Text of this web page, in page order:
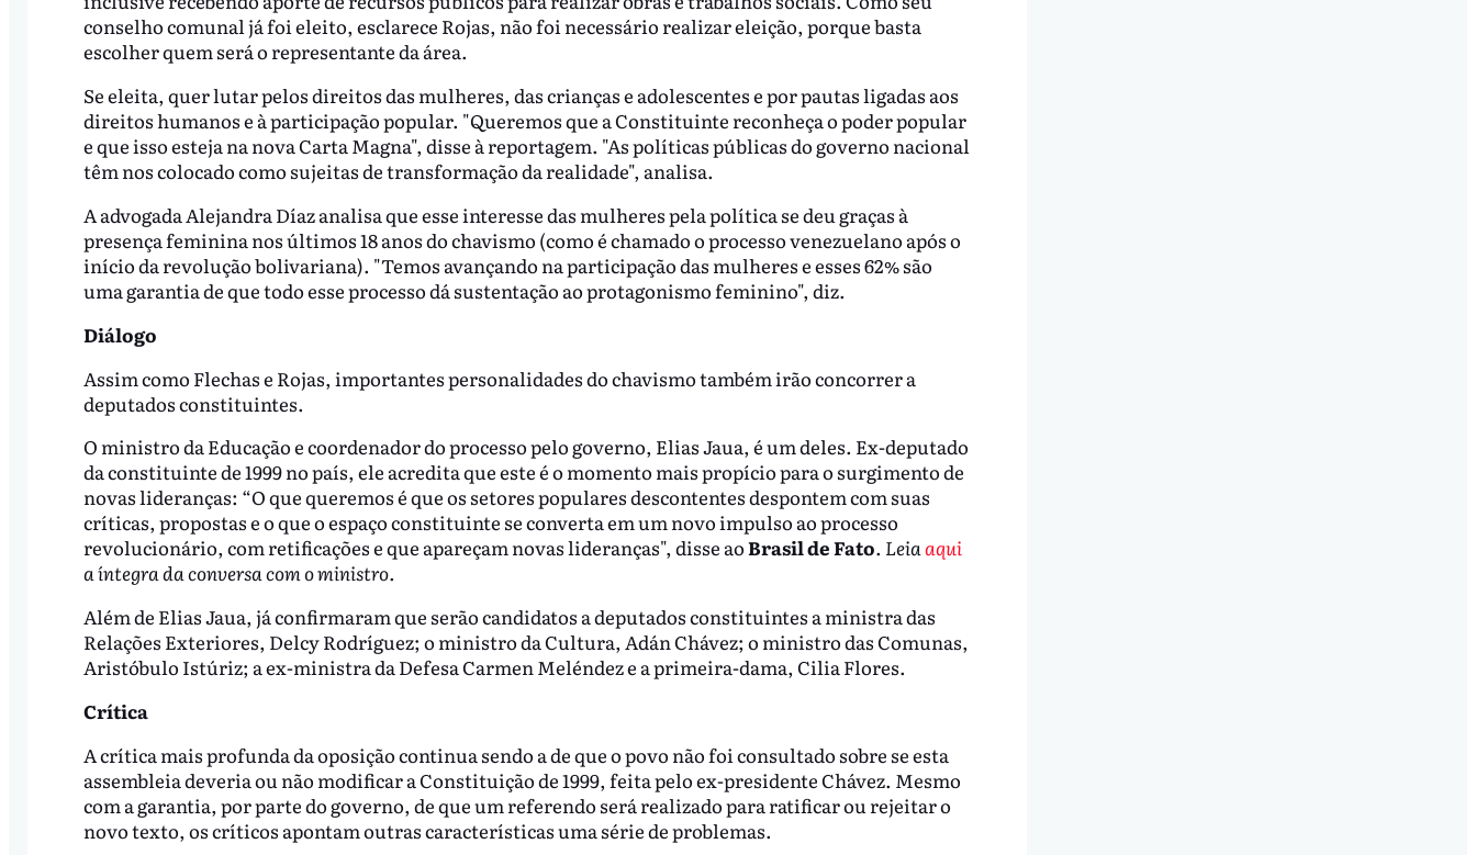
conselho comunal já foi eleito, esclarece Rojas, não foi necessário realizar eleição, porque basta
escolher quem será o representante da área.
Se eleita, quer lutar pelos direitos das mulheres, das crianças e adolescentes e por pautas ligadas aos
direitos humanos e à participação popular. "Queremos que a Constituinte reconheça o poder popular
e que isso esteja na nova Carta Magna", disse à reportagem. "As políticas públicas do governo nacional
têm nos colocado como sujeitas de transformação da realidade", analisa.
A advogada Alejandra Díaz analisa que esse interesse das mulheres pela política se deu graças à
presença feminina nos últimos 18 anos do chavismo (como é chamado o processo venezuelano após o
início da revolução bolivariana). "Temos avançando na participação das mulheres e esses 62% são
uma garantia de que todo esse processo dá sustentação ao protagonismo feminino", diz.
Diálogo
Assim como Flechas e Rojas, importantes personalidades do chavismo também irão concorrer a
deputados constituintes.
O ministro da Educação e coordenador do processo pelo governo, Elias Jaua, é um deles. Ex-deputado
da constituinte de 1999 no país, ele acredita que este é o momento mais propício para o surgimento de
novas lideranças: “O que queremos é que os setores populares descontentes despontem com suas
críticas, propostas e o que o espaço constituinte se converta em um novo impulso ao processo
revolucionário, com retificações e que apareçam novas lideranças", disse aoBrasil de Fato. Leiaaqui
a íntegra da conversa com o ministro.
Além de Elias Jaua, já confirmaram que serão candidatos a deputados constituintes a ministra das
Relações Exteriores, Delcy Rodríguez; o ministro da Cultura, Adán Chávez; o ministro das Comunas,
Aristóbulo Istúriz; a ex-ministra da Defesa Carmen Meléndez e a primeira-dama, Cilia Flores.
Crítica
A crítica mais profunda da oposição continua sendo a de que o povo não foi consultado sobre se esta
assembleia deveria ou não modificar a Constituição de 1999, feita pelo ex-presidente Chávez. Mesmo
com a garantia, por parte do governo, de que um referendo será realizado para ratificar ou rejeitar o
novo texto, os críticos apontam outras características uma série de problemas.